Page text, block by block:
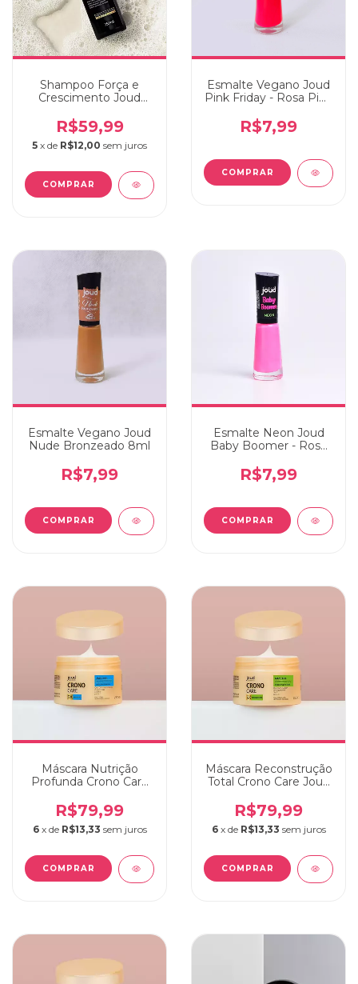
Shampoo Força e
Crescimento Joud
R$59,99
5 x de R$12,00 sem juros
Esmalte Vegano Joud
Pink Friday - Rosa Pink
R$7,99
Esmalte Vegano Joud
Nude Bronzeado 8ml
R$7,99
Esmalte Neon Joud
Baby Boomer - Rosa
R$7,99
Máscara Nutrição
Profunda Crono Care
R$79,99
6 x de R$13,33 sem juros
Máscara Reconstrução
Total Crono Care Joud
R$79,99
6 x de R$13,33 sem juros